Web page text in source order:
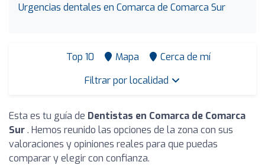
Urgencias dentales en Comarca de Comarca Sur
Top 10 Mapa
Cerca de mí
Filtrar por localidad
Esta es tu guía de Dentistas en Comarca de Comarca
Sur. Hemos reunido las opciones de la zona con sus
valoraciones y opiniones reales para que puedas
comparar y elegir con confianza.